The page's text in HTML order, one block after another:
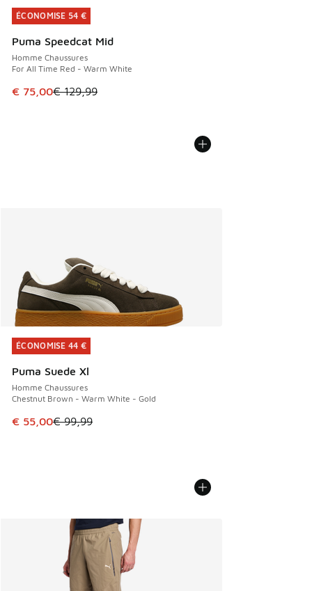
ÉCONOMISE 54 €
Puma Speedcat Mid
Homme Chaussures
For All Time Red - Warm White
Cet article est en promotion. Prix en baisse de € 129,99 à
€ 75,00€ 129,99
ÉCONOMISE 54 €
ÉCONOMISE 44 €
Puma Suede Xl
Homme Chaussures
Chestnut Brown - Warm White - Gold
Cet article est en promotion. Prix en baisse de € 99,99 à
€ 55,00€ 99,99
ÉCONOMISE 44 €